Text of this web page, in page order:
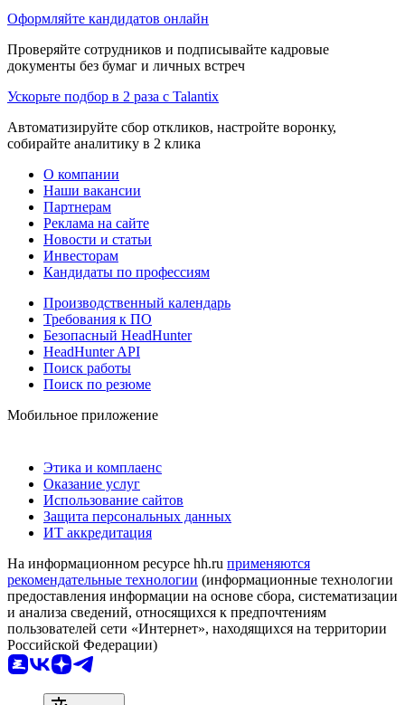
Оформляйте кандидатов онлайн
Проверяйте сотрудников и подписывайте кадровые
документы без бумаг и личных встреч
Ускорьте подбор в 2 раза с Talantix
Автоматизируйте сбор откликов, настройте воронку,
собирайте аналитику в 2 клика
О компании
Наши вакансии
Партнерам
Реклама на сайте
Новости и статьи
Инвесторам
Кандидаты по профессиям
Производственный календарь
Требования к ПО
Безопасный HeadHunter
HeadHunter API
Поиск работы
Поиск по резюме
Мобильное приложение
Этика и комплаенс
Оказание услуг
Использование сайтов
Защита персональных данных
ИТ аккредитация
На информационном ресурсе hh.ru применяются
рекомендательные технологии (информационные технологии
предоставления информации на основе сбора, систематизации
и анализа сведений, относящихся к предпочтениям
пользователей сети «Интернет», находящихся на территории
Российской Федерации)